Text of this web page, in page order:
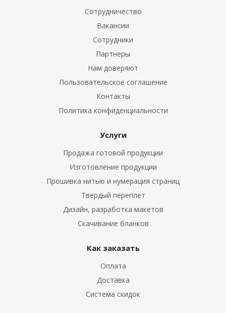
Сотрудничество
Вакансии
Сотрудники
Партнеры
Нам доверяют
Пользовательское соглашение
Контакты
Политика конфиденциальности
Услуги
Продажа готовой продукции
Изготовление продукции
Прошивка нитью и нумерация страниц
Твердый переплет
Дизайн, разработка макетов
Скачивание бланков
Как заказать
Оплата
Доставка
Система скидок